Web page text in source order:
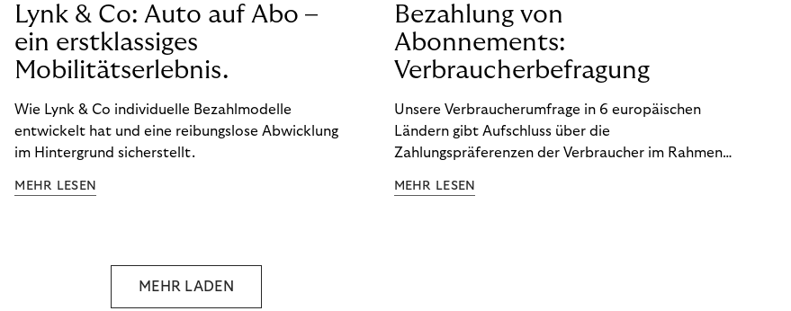
Lynk & Co: Auto auf Abo –
ein erstklassiges
Mobilitätserlebnis.
Wie Lynk & Co individuelle Bezahlmodelle
entwickelt hat und eine reibungslose Abwicklung
im Hintergrund sicherstellt.
MEHR LESEN
Bezahlung von
Abonnements:
Verbraucherbefragung
Unsere Verbraucherumfrage in 6 europäischen
Ländern gibt Aufschluss über die
Zahlungspräferenzen der Verbraucher im Rahmen
Ergebnisse, um zu erfahren, wie Sie
MEHR LESEN
MEHR LADEN